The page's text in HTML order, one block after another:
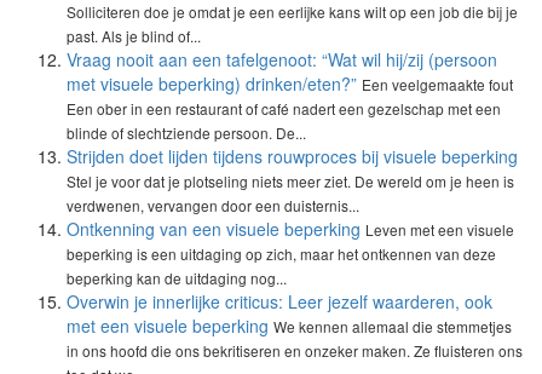
Solliciteren doe je omdat je een eerlijke kans wilt op een job die bij je
past. Als je blind of...
Vraag nooit aan een tafelgenoot: “Wat wil hij/zij (persoon
met visuele beperking) drinken/eten?” Een veelgemaakte fout
Een ober in een restaurant of café nadert een gezelschap met een
blinde of slechtziende persoon. De...
Strijden doet lijden tijdens rouwproces bij visuele beperking
Stel je voor dat je plotseling niets meer ziet. De wereld om je heen is
verdwenen, vervangen door een duisternis...
Ontkenning van een visuele beperking Leven met een visuele
beperking is een uitdaging op zich, maar het ontkennen van deze
beperking kan de uitdaging nog...
Overwin je innerlijke criticus: Leer jezelf waarderen, ook
met een visuele beperking We kennen allemaal die stemmetjes
in ons hoofd die ons bekritiseren en onzeker maken. Ze fluisteren ons